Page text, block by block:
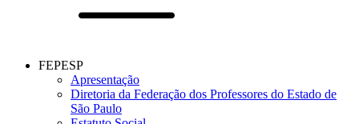
FEPESP
Apresentação
Diretoria da Federação dos Professores do Estado de
São Paulo